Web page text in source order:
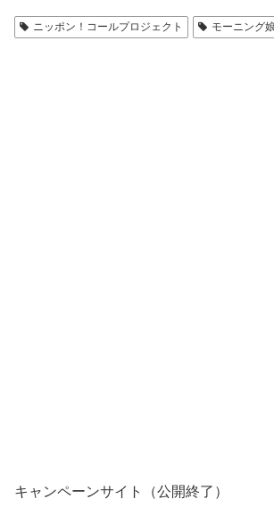
ニッポン！コールプロジェクト モーニング娘
キャンペーンサイト（公開終了）